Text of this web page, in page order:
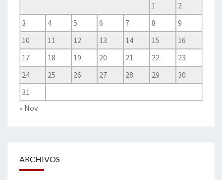
1
2
3
4 5 6 7 8
9
10
11 12 13 14 15
16
17
18 19 20 21 22
23
24
25 26 27 28 29
30
31
« Nov
ARCHIVOS